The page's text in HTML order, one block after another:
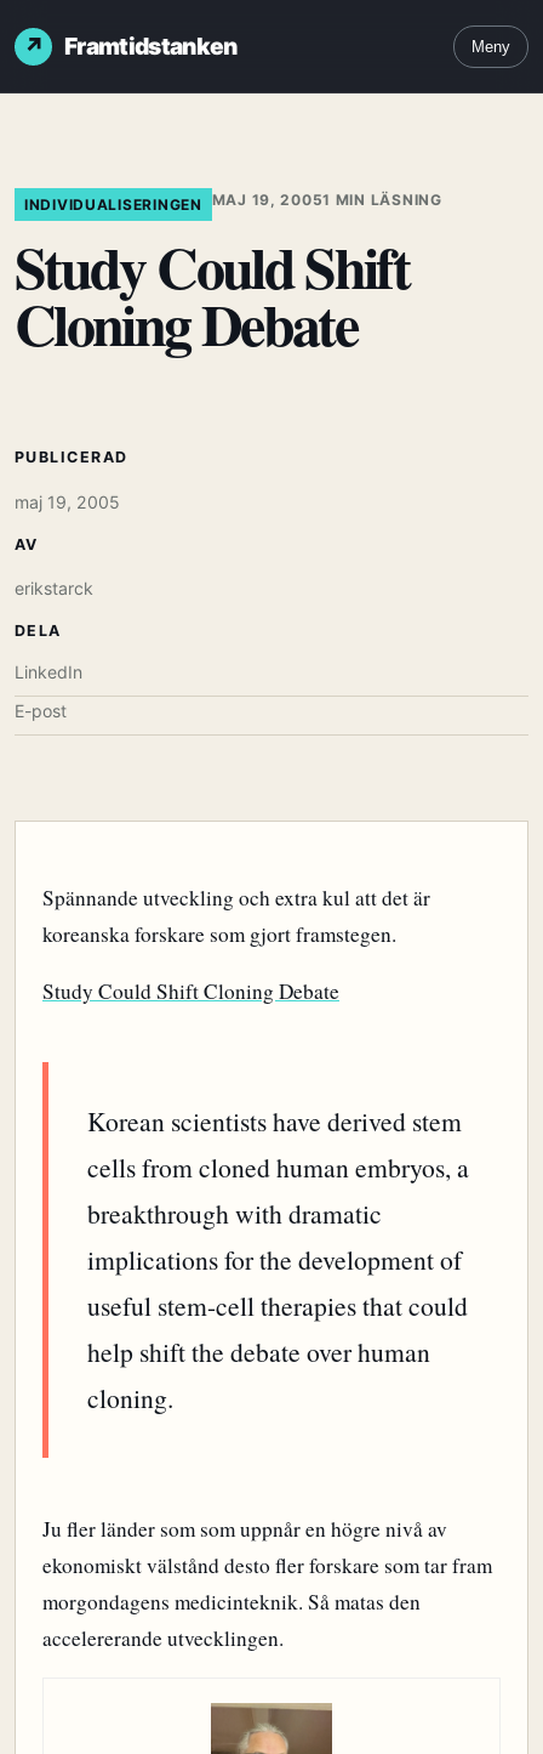
Framtidstanken Meny
INDIVIDUALISERINGEN MAJ 19, 20051 MIN LÄSNING
Study Could Shift
Cloning Debate
Spännande utveckling och extra kul att det är
koreanska forskare som gjort framstegen.
Study Could Shift Cloning Debate
Korean scientists have derived stem
cells from cloned human embryos, a
breakthrough with dramatic
implications for the development of
useful stem-cell therapies that could
help shift the debate over human
cloning.
Ju fler länder som som uppnår en högre nivå av
ekonomiskt välstånd desto fler forskare som tar fram
morgondagens medicinteknik. Så matas den
accelererande utvecklingen.
PUBLICERAD
maj 19, 2005
AV
erikstarck
DELA
LinkedIn
E-post